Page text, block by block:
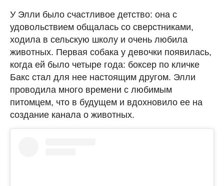
У Элли было счастливое детство: она с
удовольствием общалась со сверстниками,
ходила в сельскую школу и очень любила
животных. Первая собака у девочки появилась,
когда ей было четыре года: боксер по кличке
Бакс стал для нее настоящим другом. Элли
проводила много времени с любимым
питомцем, что в будущем и вдохновило ее на
создание канала о животных.